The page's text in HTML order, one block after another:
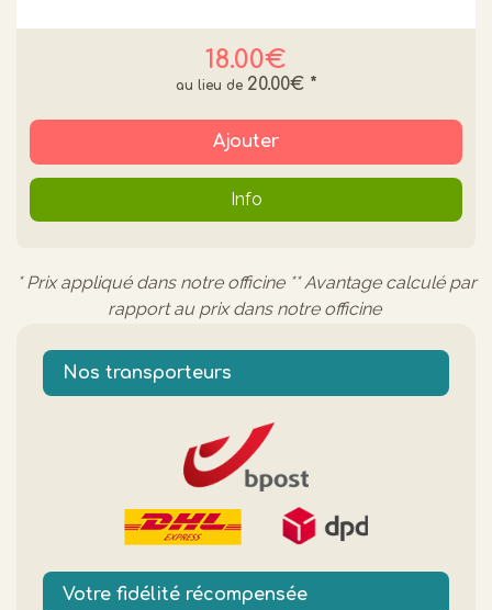
18.00€
20.00€ *
Ajouter
Info
* Prix appliqué dans notre officine ** Avantage calculé par
rapport au prix dans notre officine
Nos transporteurs
Votre fidélité récompensée